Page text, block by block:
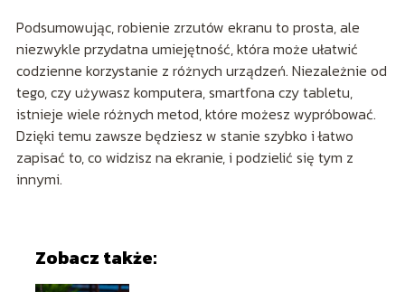
Podsumowując, robienie zrzutów ekranu to prosta, ale
niezwykle przydatna umiejętność, która może ułatwić
codzienne korzystanie z różnych urządzeń. Niezależnie od
tego, czy używasz komputera, smartfona czy tabletu,
istnieje wiele różnych metod, które możesz wypróbować.
Dzięki temu zawsze będziesz w stanie szybko i łatwo
zapisać to, co widzisz na ekranie, i podzielić się tym z
innymi.
Zobacz także: